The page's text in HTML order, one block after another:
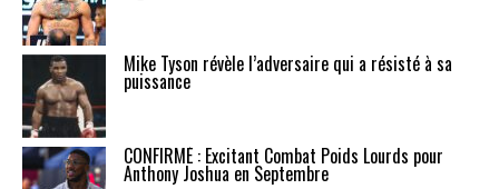
Mike Tyson révèle l’adversaire qui a résisté à sa
puissance
CONFIRMÉ : Excitant Combat Poids Lourds pour
Anthony Joshua en Septembre